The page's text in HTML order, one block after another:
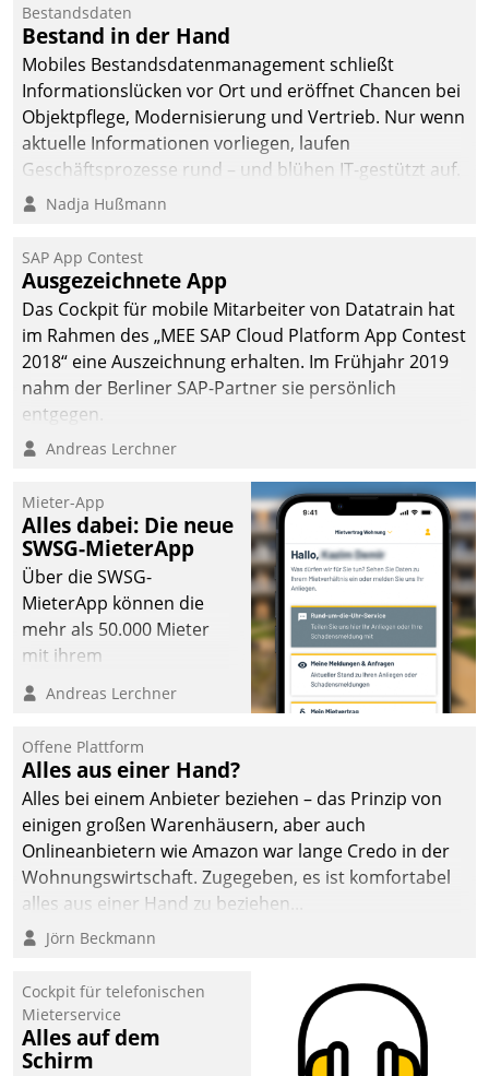
Bestandsdaten
Bestand in der Hand
Mobiles Bestandsdatenmanagement schließt
Informationslücken vor Ort und eröffnet Chancen bei
Objektpflege, Modernisierung und Vertrieb. Nur wenn
aktuelle Informationen vorliegen, laufen
Geschäftsprozesse rund – und blühen IT-gestützt auf.
Nadja Hußmann
SAP App Contest
Ausgezeichnete App
Das Cockpit für mobile Mitarbeiter von Datatrain hat
im Rahmen des „MEE SAP Cloud Platform App Contest
2018“ eine Auszeichnung erhalten. Im Frühjahr 2019
nahm der Berliner SAP-Partner sie persönlich
entgegen.
Andreas Lerchner
Mieter-App
Alles dabei: Die neue
SWSG-MieterApp
Über die SWSG-
MieterApp können die
mehr als 50.000 Mieter
mit ihrem
Wohnungsunternehmen
kommunizieren, auf dem
einsehen und ändern
oder
Schadensmeldungen
abgeben – rund um die
Uhr.
Andreas Lerchner
Offene Plattform
Alles aus einer Hand?
Alles bei einem Anbieter beziehen – das Prinzip von
einigen großen Warenhäusern, aber auch
Onlineanbietern wie Amazon war lange Credo in der
Wohnungswirtschaft. Zugegeben, es ist komfortabel
alles aus einer Hand zu beziehen...
Jörn Beckmann
Cockpit für telefonischen
Mieterservice
Alles auf dem
Schirm